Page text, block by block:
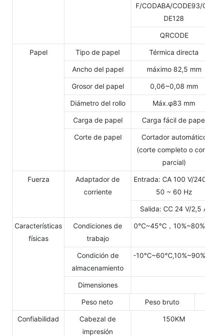
F/CODABA/CODE93/CO
DE128
QRCODE
Papel Tipo de papel Térmica directa
Ancho del papel máximo 82,5 mm
Grosor del papel 0,06~0,08 mm
Diámetro del rollo Máx.φ83 mm
Carga de papel Carga fácil de papel
Corte de papel
Cortador automático
(corte completo o corte
parcial)
Fuerza
Adaptador de
corriente
Entrada: CA 100 V/240 V,
50 ~ 60 Hz
Salida: CC 24 V/2,5 A
Características
físicas
Condiciones de
trabajo
0℃~45℃，10%~80%RH
Condición de
almacenamiento
-10℃~60℃,10%~90%RH
Dimensiones
Peso neto Peso bruto
Confiabilidad
Cabezal de
impresión
150KM